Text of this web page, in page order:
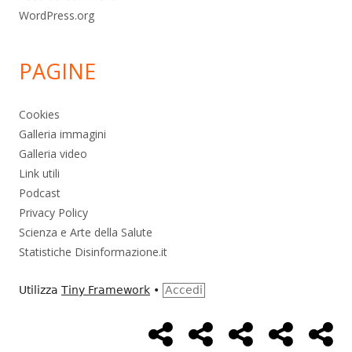
WordPress.org
PAGINE
Cookies
Galleria immagini
Galleria video
Link utili
Podcast
Privacy Policy
Scienza e Arte della Salute
Statistiche Disinformazione.it
Utilizza Tiny Framework • Accedi
MenùHome
Page
Alimentazione
AmbienteBambini